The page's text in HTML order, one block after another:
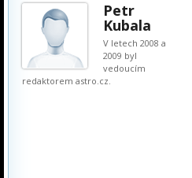
Petr
Kubala
V letech 2008 a
2009 byl
vedoucím
redaktorem astro.cz.